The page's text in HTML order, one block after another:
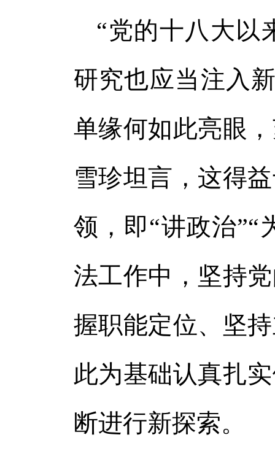
“党的十八大以
研究也应当注入
单缘何如此亮眼
雪珍坦言，这得
领，即“讲政治”“
法工作中，坚持
握职能定位、坚
此为基础认真扎
断进行新探索。